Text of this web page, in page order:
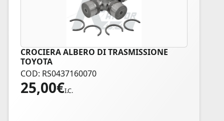
CROCIERA ALBERO DI TRASMISSIONE
TOYOTA
COD: RS0437160070
25,00€I.C.